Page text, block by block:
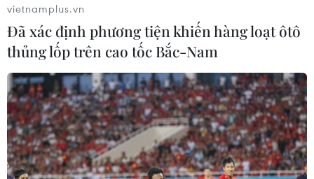
vietnamplus.vn
Đã xác định phương tiện khiến hàng loạt ôtô
thủng lốp trên cao tốc Bắc-Nam